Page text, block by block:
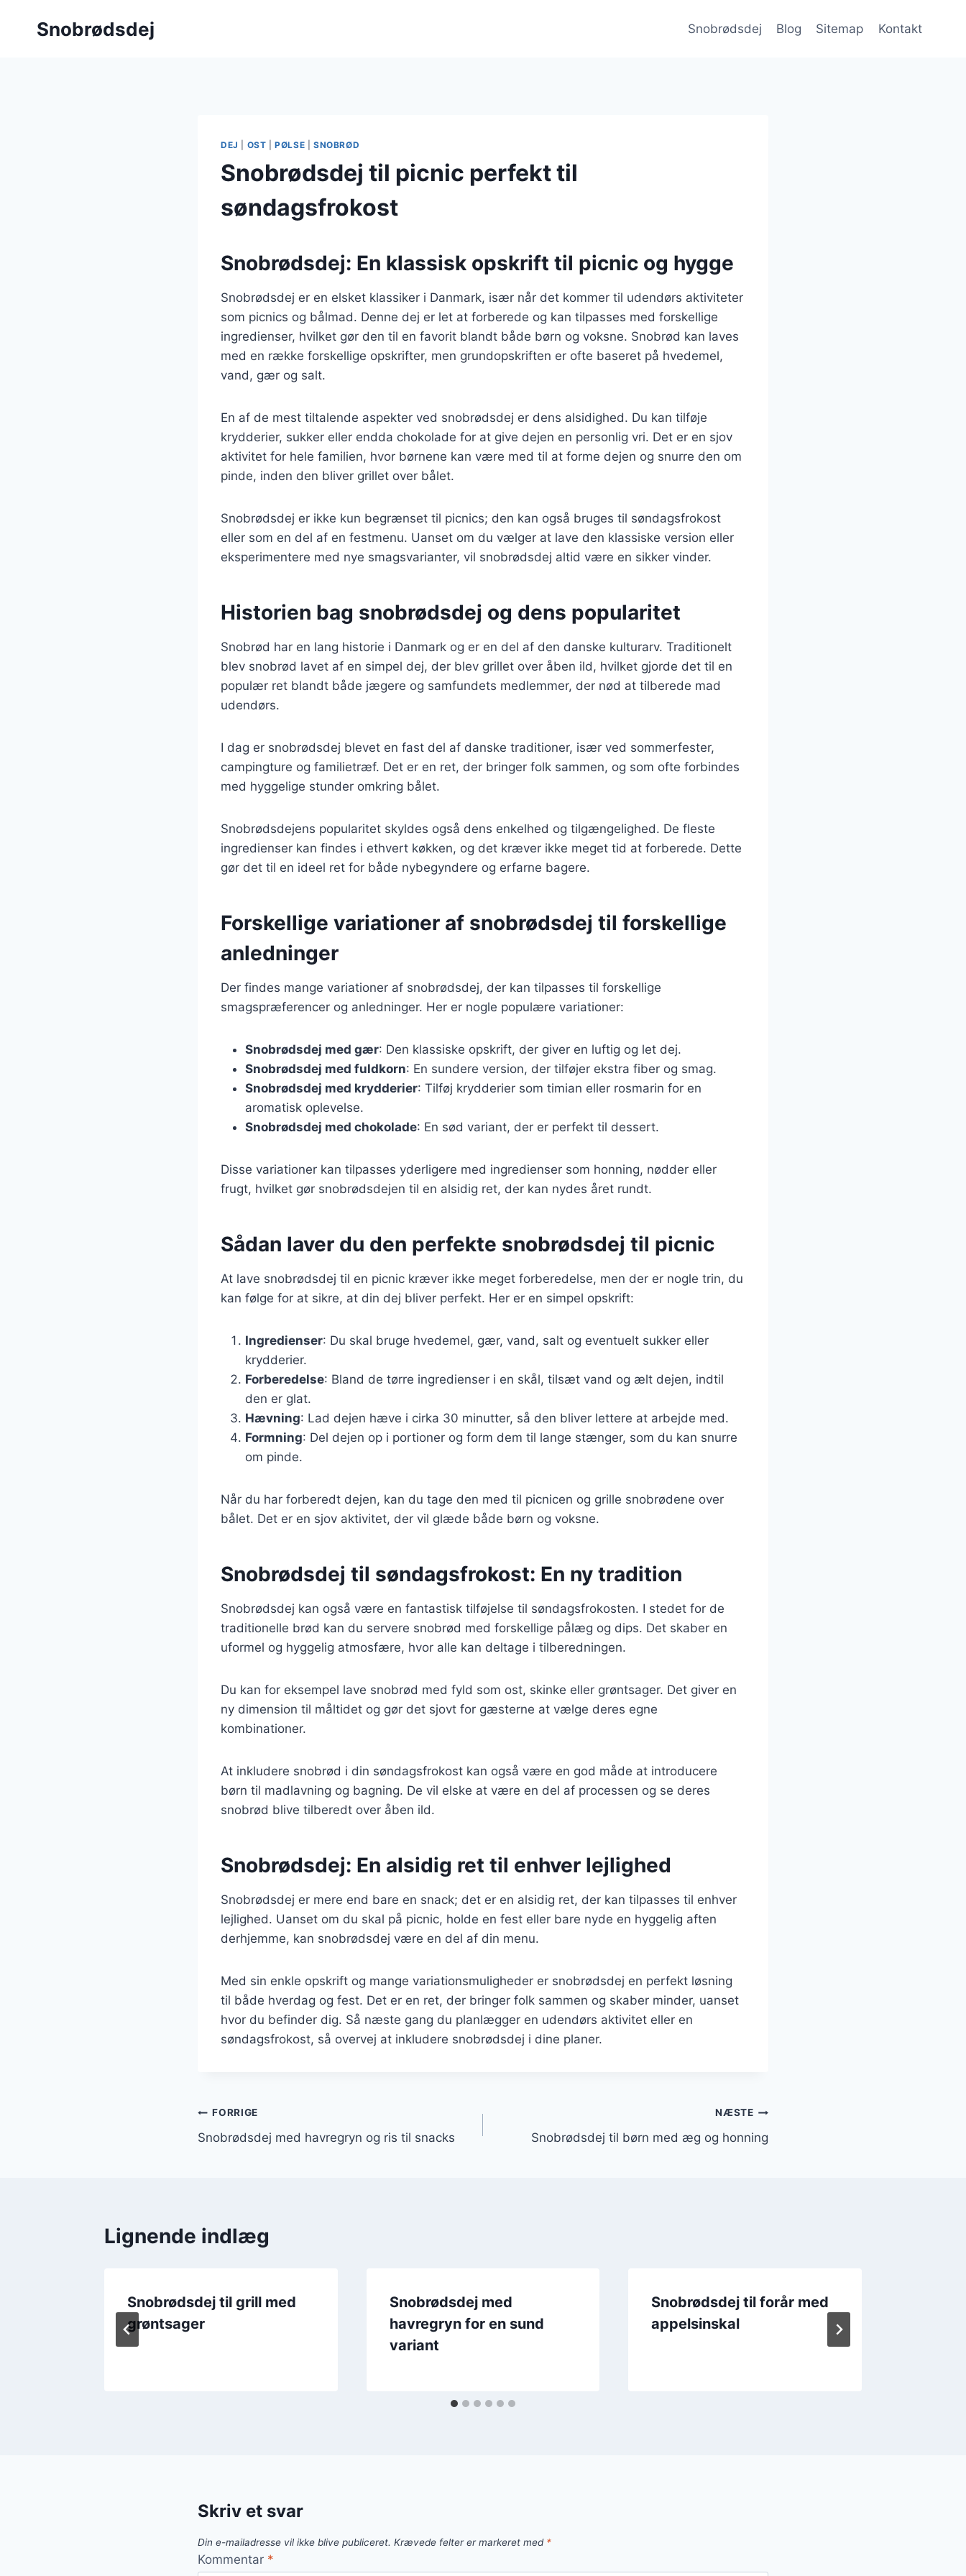
Snobrødsdej Snobrødsdej Blog Sitemap Kontakt
DEJ OST |PØLSE SNOBRØD
Snobrødsdej til picnic perfekt til
søndagsfrokost
Snobrødsdej: En klassisk opskrift til picnic og hygge
Snobrødsdej er en elsket klassiker i Danmark, især når det kommer til udendørs aktiviteter
som picnics og bålmad. Denne dej er let at forberede og kan tilpasses med forskellige
ingredienser, hvilket gør den til en favorit blandt både børn og voksne. Snobrød kan laves
med en række forskellige opskrifter, men grundopskriften er ofte baseret på hvedemel,
vand, gær og salt.
En af de mest tiltalende aspekter ved snobrødsdej er dens alsidighed. Du kan tilføje
krydderier, sukker eller endda chokolade for at give dejen en personlig vri. Det er en sjov
aktivitet for hele familien, hvor børnene kan være med til at forme dejen og snurre den om
pinde, inden den bliver grillet over bålet.
Snobrødsdej er ikke kun begrænset til picnics; den kan også bruges til søndagsfrokost
eller som en del af en festmenu. Uanset om du vælger at lave den klassiske version eller
eksperimentere med nye smagsvarianter, vil snobrødsdej altid være en sikker vinder.
Historien bag snobrødsdej og dens popularitet
Snobrød har en lang historie i Danmark og er en del af den danske kulturarv. Traditionelt
blev snobrød lavet af en simpel dej, der blev grillet over åben ild, hvilket gjorde det til en
populær ret blandt både jægere og samfundets medlemmer, der nød at tilberede mad
udendørs.
I dag er snobrødsdej blevet en fast del af danske traditioner, især ved sommerfester,
campingture og familietræf. Det er en ret, der bringer folk sammen, og som ofte forbindes
med hyggelige stunder omkring bålet.
Snobrødsdejens popularitet skyldes også dens enkelhed og tilgængelighed. De fleste
ingredienser kan findes i ethvert køkken, og det kræver ikke meget tid at forberede. Dette
gør det til en ideel ret for både nybegyndere og erfarne bagere.
Forskellige variationer af snobrødsdej til forskellige
anledninger
Der findes mange variationer af snobrødsdej, der kan tilpasses til forskellige
smagspræferencer og anledninger. Her er nogle populære variationer:
Snobrødsdej med gær: Den klassiske opskrift, der giver en luftig og let dej.
Snobrødsdej med fuldkorn: En sundere version, der tilføjer ekstra fiber og smag.
Snobrødsdej med krydderier: Tilføj krydderier som timian eller rosmarin for en
aromatisk oplevelse.
Snobrødsdej med chokolade: En sød variant, der er perfekt til dessert.
Disse variationer kan tilpasses yderligere med ingredienser som honning, nødder eller
frugt, hvilket gør snobrødsdejen til en alsidig ret, der kan nydes året rundt.
Sådan laver du den perfekte snobrødsdej til picnic
At lave snobrødsdej til en picnic kræver ikke meget forberedelse, men der er nogle trin, du
kan følge for at sikre, at din dej bliver perfekt. Her er en simpel opskrift:
Ingredienser: Du skal bruge hvedemel, gær, vand, salt og eventuelt sukker eller
krydderier.
Forberedelse: Bland de tørre ingredienser i en skål, tilsæt vand og ælt dejen, indtil
den er glat.
Hævning: Lad dejen hæve i cirka 30 minutter, så den bliver lettere at arbejde med.
Formning: Del dejen op i portioner og form dem til lange stænger, som du kan snurre
om pinde.
Når du har forberedt dejen, kan du tage den med til picnicen og grille snobrødene over
bålet. Det er en sjov aktivitet, der vil glæde både børn og voksne.
Snobrødsdej til søndagsfrokost: En ny tradition
Snobrødsdej kan også være en fantastisk tilføjelse til søndagsfrokosten. I stedet for de
traditionelle brød kan du servere snobrød med forskellige pålæg og dips. Det skaber en
uformel og hyggelig atmosfære, hvor alle kan deltage i tilberedningen.
Du kan for eksempel lave snobrød med fyld som ost, skinke eller grøntsager. Det giver en
ny dimension til måltidet og gør det sjovt for gæsterne at vælge deres egne
kombinationer.
At inkludere snobrød i din søndagsfrokost kan også være en god måde at introducere
børn til madlavning og bagning. De vil elske at være en del af processen og se deres
snobrød blive tilberedt over åben ild.
Snobrødsdej: En alsidig ret til enhver lejlighed
Snobrødsdej er mere end bare en snack; det er en alsidig ret, der kan tilpasses til enhver
lejlighed. Uanset om du skal på picnic, holde en fest eller bare nyde en hyggelig aften
derhjemme, kan snobrødsdej være en del af din menu.
Med sin enkle opskrift og mange variationsmuligheder er snobrødsdej en perfekt løsning
til både hverdag og fest. Det er en ret, der bringer folk sammen og skaber minder, uanset
hvor du befinder dig. Så næste gang du planlægger en udendørs aktivitet eller en
søndagsfrokost, så overvej at inkludere snobrødsdej i dine planer.
Indlægsnavigation
FORRIGE
Snobrødsdej med havregryn og ris til snacks
NÆSTE
Snobrødsdej til børn med æg og honning
Lignende indlæg
Snobrødsdej til grill med
grøntsager
Snobrødsdej med
havregryn for en sund
variant
Snobrødsdej til forår med
appelsinskal
Skriv et svar
Din e-mailadresse vil ikke blive publiceret. Krævede felter er markeret med *
Kommentar *